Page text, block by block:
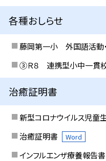
各種おしらせ
藤岡第一小 外国語活動
③Ｒ８ 連携型小中一貫
治癒証明書
新型コロナウイルス児童
治癒証明書 Word
インフルエンザ療養報告書